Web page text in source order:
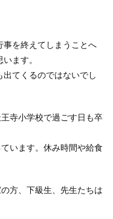
事を終えてしまうことへ
ます。
てくるのではないでし
寺小学校で過ごす日も卒
います。休み時間や給食
方、下級生、先生たちは